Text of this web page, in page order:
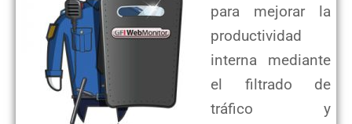
para mejorar la
productividad
interna mediante
el filtrado de
tráfico y